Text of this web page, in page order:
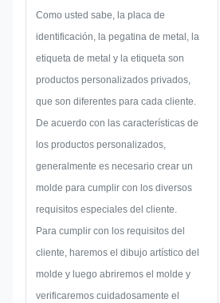
etiqueta
Como usted sabe, la placa de
identificación, la pegatina de metal, la
etiqueta de metal y la etiqueta son
productos personalizados privados,
que son diferentes para cada cliente.
De acuerdo con las características de
los productos personalizados,
generalmente es necesario crear un
molde para cumplir con los diversos
requisitos especiales del cliente.
Para cumplir con los requisitos del
cliente, haremos el dibujo artístico del
molde y luego abriremos el molde y
verificaremos cuidadosamente el